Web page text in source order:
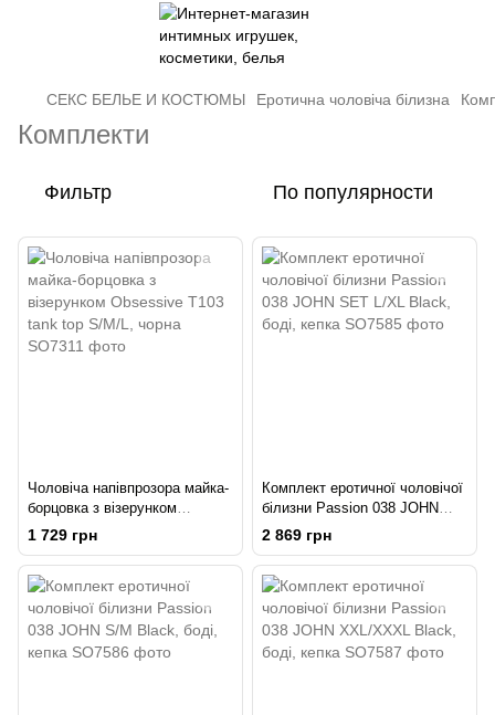
СЕКС БЕЛЬЕ И КОСТЮМЫ Еротична чоловіча білизна
Комплекти
Фильтр По популярности
Чоловіча напівпрозора майка-
борцовка з візерунком
Obsessive T103 tank top
S/M/L, чорна
1 729 грн
Комплект еротичної чоловічої
білизни Passion 038 JOHN
SET L/XL Black, боді, кепка
2 869 грн